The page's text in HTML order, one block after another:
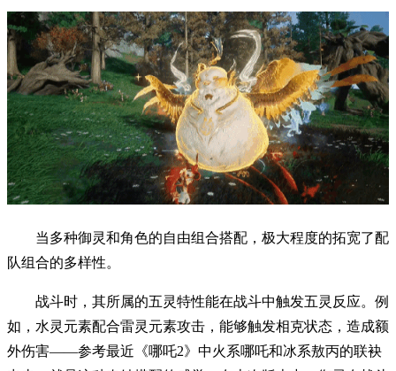
当多种御灵和角色的自由组合搭配，极大程度的拓宽了配
队组合的多样性。
战斗时，其所属的五灵特性能在战斗中触发五灵反应。例
如，水灵元素配合雷灵元素攻击，能够触发相克状态，造成额
外伤害——参考最近《哪吒2》中火系哪吒和冰系敖丙的联袂